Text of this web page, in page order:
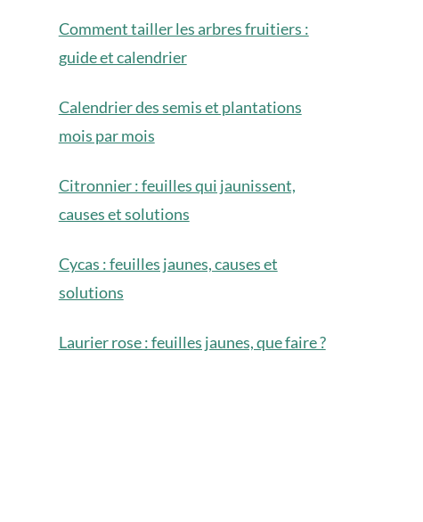
Comment tailler les arbres fruitiers :
guide et calendrier
Calendrier des semis et plantations
mois par mois
Citronnier : feuilles qui jaunissent,
causes et solutions
Cycas : feuilles jaunes, causes et
solutions
Laurier rose : feuilles jaunes, que faire ?